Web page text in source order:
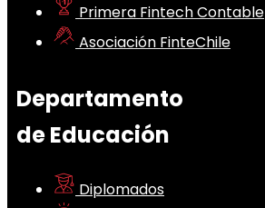
Primera Fintech Contable
Asociación FinteChile
Departamento
de Educación
Diplomados